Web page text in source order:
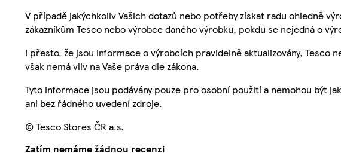
V případě jakýchkoliv Vašich dotazů nebo potřeby získat radu ohledně
zákazníkům Tesco nebo výrobce daného výrobku, pokdu se nejedná o
I přesto, že jsou informace o výrobcích pravidelně aktualizovány,
však nemá vliv na Vaše práva dle zákona.
Tyto informace jsou podávány pouze pro osobní použití a nemohou být
ani bez řádného uvedení zdroje.
© Tesco Stores ČR a.s.
Zatím nemáme žádnou recenzi